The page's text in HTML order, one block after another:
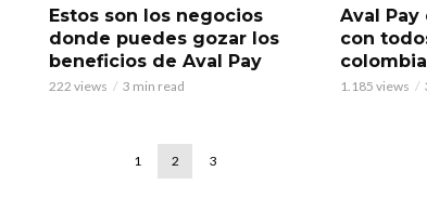
Estos son los negocios
donde puedes gozar los
beneficios de Aval Pay
222 views 3 min read
Aval
con
1.185 views
1 2 3